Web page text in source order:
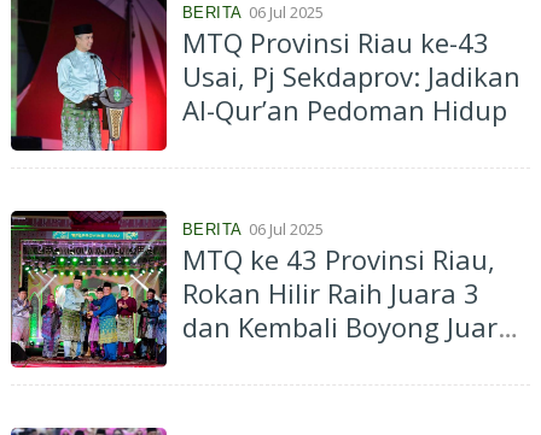
BERITA 06 Jul 2025
MTQ Provinsi Riau ke-43
Usai, Pj Sekdaprov: Jadikan
Al-Qur’an Pedoman Hidup
BERITA 06 Jul 2025
MTQ ke 43 Provinsi Riau,
Rokan Hilir Raih Juara 3
dan Kembali Boyong Juara